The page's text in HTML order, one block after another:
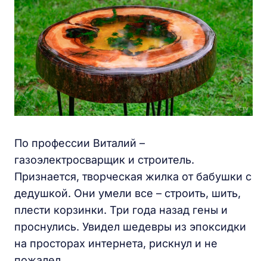
По профессии Виталий –
газоэлектросварщик и строитель.
Признается, творческая жилка от бабушки с
дедушкой. Они умели все – строить, шить,
плести корзинки. Три года назад гены и
проснулись. Увидел шедевры из эпоксидки
на просторах интернета, рискнул и не